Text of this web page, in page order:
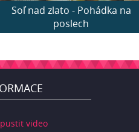
Soľ nad zlato - Pohádka na
poslech
video